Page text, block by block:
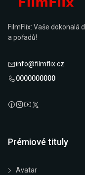
FilmFlix: Vaše
a pořadů!
info@filmflix.cz
0000000000
Prémiové tituly
Avatar